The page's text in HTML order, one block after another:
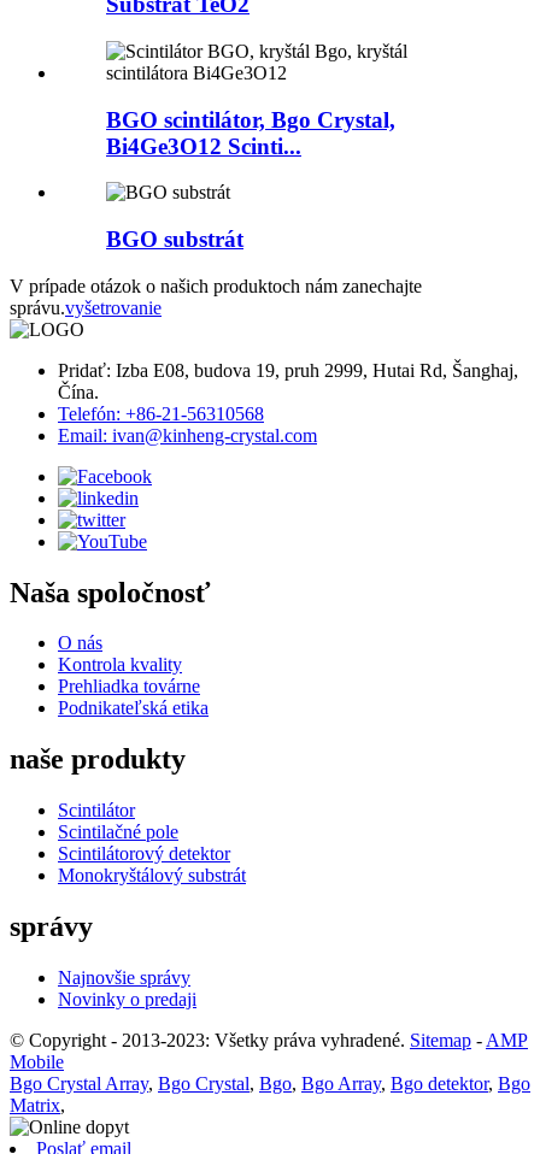
BGO scintilátor, Bgo Crystal,
Bi4Ge3O12 Scinti...
BGO substrát
V prípade otázok o našich produktoch nám zanechajte
správu.vyšetrovanie
Pridať: Izba E08, budova 19, pruh 2999, Hutai Rd, Šanghaj,
Čína.
Telefón: +86-21-56310568
Email: ivan@kinheng-crystal.com
Naša spoločnosť
O nás
Kontrola kvality
Prehliadka továrne
Podnikateľská etika
naše produkty
Scintilátor
Scintilačné pole
Scintilátorový detektor
Monokryštálový substrát
správy
Najnovšie správy
Novinky o predaji
© Copyright - 2013-2023: Všetky práva vyhradené. Sitemap - AMP
Mobile
Bgo Crystal Array, Bgo Crystal, Bgo, Bgo Array, Bgo detektor, Bgo
Matrix,
Poslať email